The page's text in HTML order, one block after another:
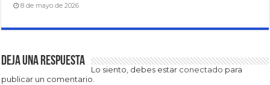
8 de mayo de 2026
Deja una respuesta
Lo siento, debes estar conectado para
publicar un comentario.